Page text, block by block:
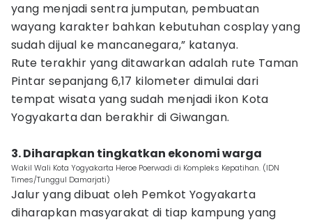
yang menjadi sentra jumputan, pembuatan
wayang karakter bahkan kebutuhan cosplay yang
sudah dijual ke mancanegara,” katanya.
Rute terakhir yang ditawarkan adalah rute Taman
Pintar sepanjang 6,17 kilometer dimulai dari
tempat wisata yang sudah menjadi ikon Kota
Yogyakarta dan berakhir di Giwangan.
3. Diharapkan tingkatkan ekonomi warga
Wakil Wali Kota Yogyakarta Heroe Poerwadi di Kompleks Kepatihan. (IDN
Times/Tunggul Damarjati)
Jalur yang dibuat oleh Pemkot Yogyakarta
diharapkan masyarakat di tiap kampung yang